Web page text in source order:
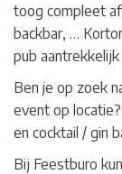
toog compleet
backbar, …
pub
Ben je op zoek
event op
en cocktail / gin
Bij Feestburo